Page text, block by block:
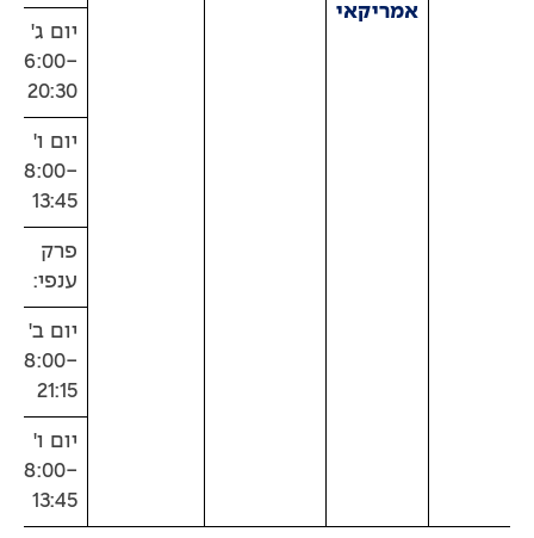
אמריקאי
יום ג'
16:00-
20:30
יום ו'
08:00-
13:45
פרק
ענפי:
יום ב'
18:00-
21:15
יום ו'
08:00-
13:45